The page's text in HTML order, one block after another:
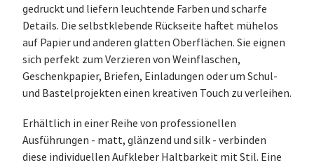
gedruckt und liefern leuchtende Farben und scharfe
Details. Die selbstklebende Rückseite haftet mühelos
auf Papier und anderen glatten Oberflächen. Sie eignen
sich perfekt zum Verzieren von Weinflaschen,
Geschenkpapier, Briefen, Einladungen oder um Schul-
und Bastelprojekten einen kreativen Touch zu verleihen.
Erhältlich in einer Reihe von professionellen
Ausführungen - matt, glänzend und silk - verbinden
diese individuellen Aufkleber Haltbarkeit mit Stil. Eine